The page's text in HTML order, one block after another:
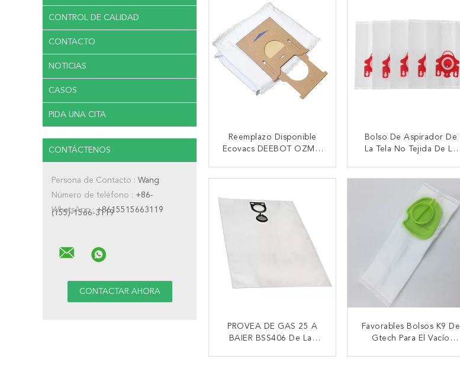
CONTROL DE CALIDAD
CONTACTO
NOTICIAS
CASOS
PIDA UNA CITA
CONTÁCTENOS
Persona de Contacto : Wang
Número de teléfono : +86-
(155)-1566-3119
WhatsApp : +8615515663119
Reemplazo Disponible
Ecovacs DEEBOT OZMO
CONTACTAR AHORA
Bolso De Aspirador De
La Tela No Tejida De La
HyClean 3D
CONTACTAR AHORA
PROVEA DE GAS 25 A
BAIER BSS406 De Las
Favorables Bolsos K9 De
Gtech Para El Vacío